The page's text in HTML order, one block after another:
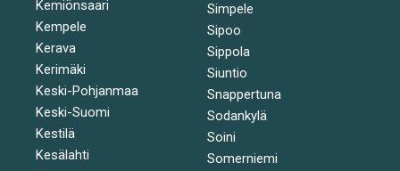
Kemiönsaari
Kempele
Kerava
Kerimäki
Keski-Pohjanmaa
Keski-Suomi
Kestilä
Kesälahti
Simpele
Sipoo
Sippola
Siuntio
Snappertuna
Sodankylä
Soini
Somerniemi